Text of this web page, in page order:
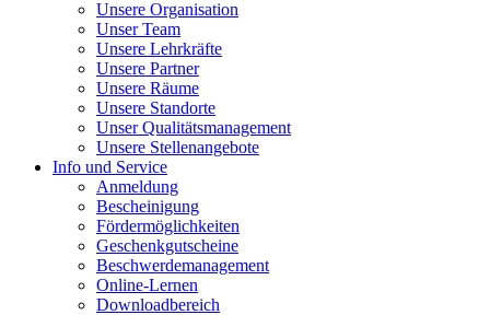
Unsere Organisation
Unser Team
Unsere Lehrkräfte
Unsere Partner
Unsere Räume
Unsere Standorte
Unser Qualitätsmanagement
Unsere Stellenangebote
Info und Service
Anmeldung
Bescheinigung
Fördermöglichkeiten
Geschenkgutscheine
Beschwerdemanagement
Online-Lernen
Downloadbereich